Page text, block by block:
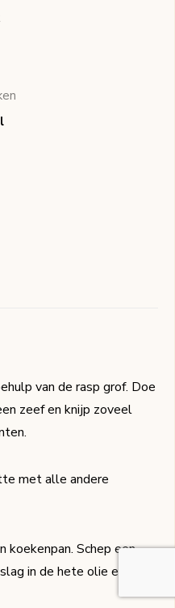
van de rasp grof. Doe
zeef en knijp zoveel
met alle andere
koekenpan. Schep een
in de hete olie en duw